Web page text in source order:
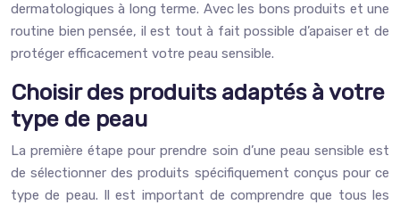
dermatologiques à long terme. Avec les bons produits et une
routine bien pensée, il est tout à fait possible d’apaiser et de
protéger efficacement votre peau sensible.
Choisir des produits adaptés à votre
type de peau
La première étape pour prendre soin d’une peau sensible est
de sélectionner des produits spécifiquement conçus pour ce
type de peau. Il est important de comprendre que tous les